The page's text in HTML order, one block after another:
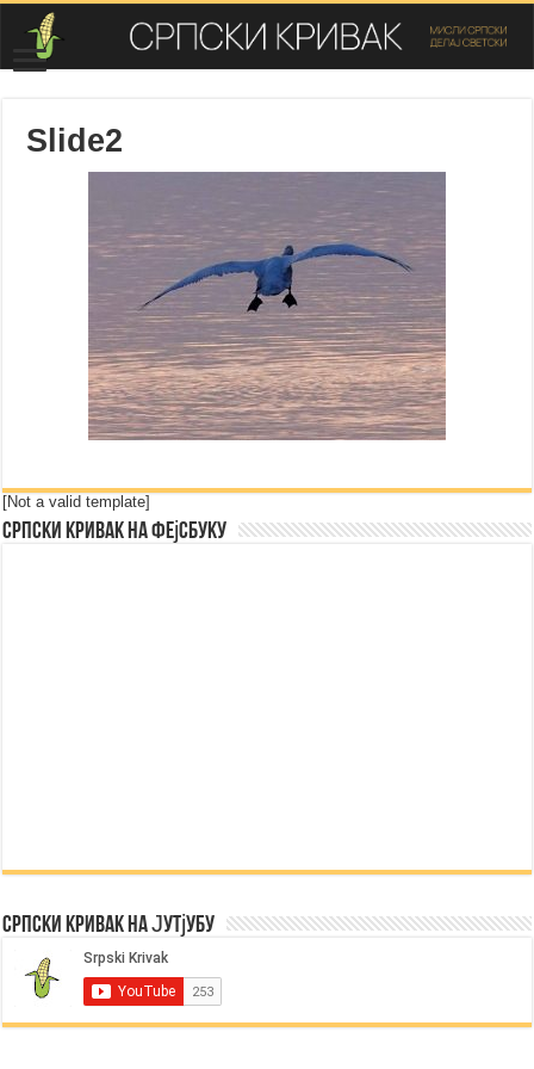
Slide2
[Not a valid template]
Српски Кривак на Фејсбуку
Српски Кривак на Јутјубу